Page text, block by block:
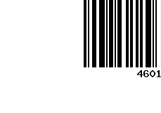
info@mirfermer.ru